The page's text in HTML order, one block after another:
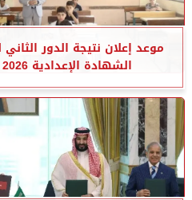
موعد إعلان نتيجة الدور
الشهادة الإعدادية 2026